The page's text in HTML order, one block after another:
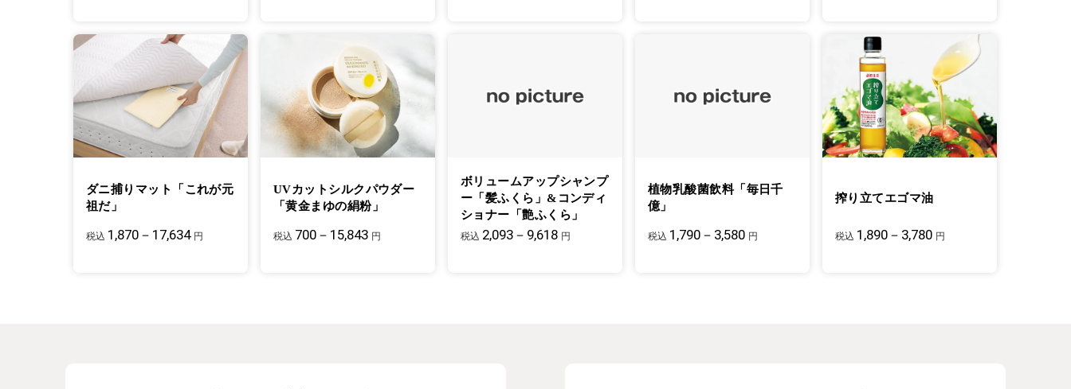
ダニ捕りマット「これが元
祖だ」
税込 1,870－17,634 円
UVカットシルクパウダー
「黄金まゆの絹粉」
税込 700－15,843 円
ボリュームアップシャンプ
ー「髪ふくら」&コンディ
ショナー「艶ふくら」
税込 2,093－9,618 円
植物乳酸菌飲料「毎日千
億」
税込 1,790－3,580 円
搾り立てエゴマ油
税込 1,890－3,780 円